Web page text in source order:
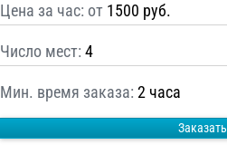
Цена за час: от 1500 руб.
Число мест: 4
Мин. время заказа: 2 часа
Заказать